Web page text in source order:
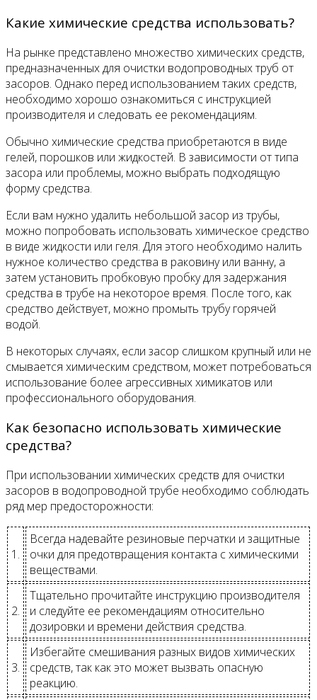
Какие химические средства использовать?
На рынке представлено множество химических средств,
предназначенных для очистки водопроводных труб от
засоров. Однако перед использованием таких средств,
необходимо хорошо ознакомиться с инструкцией
производителя и следовать ее рекомендациям.
Обычно химические средства приобретаются в виде
гелей, порошков или жидкостей. В зависимости от типа
засора или проблемы, можно выбрать подходящую
форму средства.
Если вам нужно удалить небольшой засор из трубы,
можно попробовать использовать химическое средство
в виде жидкости или геля. Для этого необходимо налить
нужное количество средства в раковину или ванну, а
затем установить пробковую пробку для задержания
средства в трубе на некоторое время. После того, как
средство действует, можно промыть трубу горячей
водой.
В некоторых случаях, если засор слишком крупный или не
смывается химическим средством, может потребоваться
использование более агрессивных химикатов или
профессионального оборудования.
Как безопасно использовать химические
средства?
При использовании химических средств для очистки
засоров в водопроводной трубе необходимо соблюдать
ряд мер предосторожности:
1.
Всегда надевайте резиновые перчатки и защитные
очки для предотвращения контакта с химическими
веществами.
2.
Тщательно прочитайте инструкцию производителя
и следуйте ее рекомендациям относительно
дозировки и времени действия средства.
3.
Избегайте смешивания разных видов химических
средств, так как это может вызвать опасную
реакцию.